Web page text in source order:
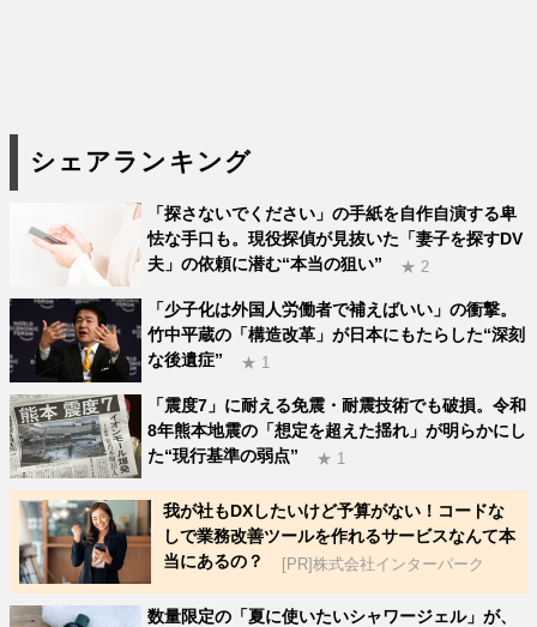
シェアランキング
「探さないでください」の手紙を自作自演する卑
怯な手口も。現役探偵が見抜いた「妻子を探すDV
夫」の依頼に潜む“本当の狙い”
★ 2
「少子化は外国人労働者で補えばいい」の衝撃。
竹中平蔵の「構造改革」が日本にもたらした“深刻
な後遺症”
★ 1
「震度7」に耐える免震・耐震技術でも破損。令和
8年熊本地震の「想定を超えた揺れ」が明らかにし
た“現行基準の弱点”
★ 1
我が社もDXしたいけど予算がない！コードな
しで業務改善ツールを作れるサービスなんて本
当にあるの？
[PR]株式会社インターパーク
数量限定の「夏に使いたいシャワージェル」が、